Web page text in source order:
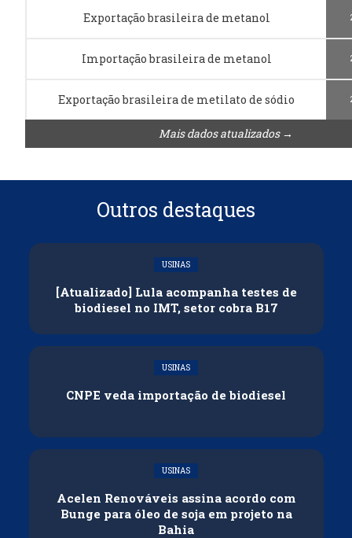
Exportação brasileira de metanol
Importação brasileira de metanol
Exportação brasileira de metilato de sódio
Mais dados atualizados →
Outros destaques
USINAS
[Atualizado] Lula acompanha testes de
biodiesel no IMT, setor cobra B17
USINAS
CNPE veda importação de biodiesel
USINAS
Acelen Renováveis assina acordo com
Bunge para óleo de soja em projeto na
Bahia